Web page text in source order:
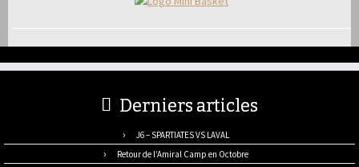
Derniers articles
J6 – SPARTIATES VS LAVAL
Retour de l’Amiral Camp en Octobre